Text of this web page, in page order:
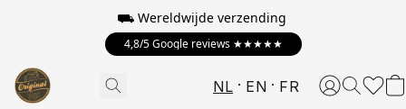
⛟ Wereldwijde verzending
4,8/5 Google reviews ★★★★★
NL EN FR